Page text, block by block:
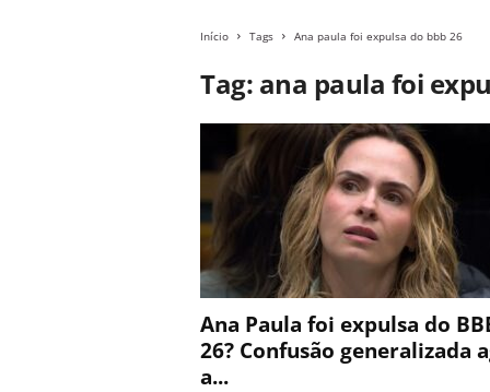
Início Tags Ana paula foi expulsa do bbb 26
Tag: ana paula foi
Ana Paula foi expulsa do
26? Confusão generalizada
a...